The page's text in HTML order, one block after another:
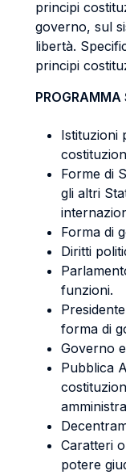
principi
governo, sul
libertà.
principi
PROGRAMMA
Istituzioni
Forme di
gli altri
Forma di
Diritti
funzioni.
forma di
Governo
Pubblica
Caratteri
potere